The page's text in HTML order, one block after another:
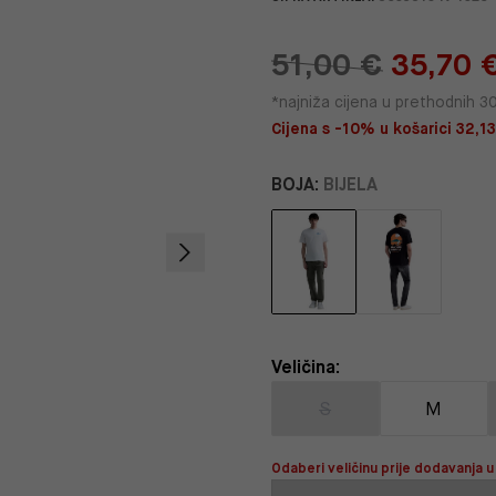
51,00 € 35,70
*najniža cijena u prethodnih
Cijena s -10% u košarici
BOJA: BIJELA
Veličina:
M
Odaberi veličinu prije dodavanja